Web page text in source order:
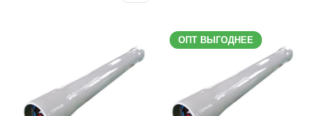
ОПТ ВЫГОДНЕЕ